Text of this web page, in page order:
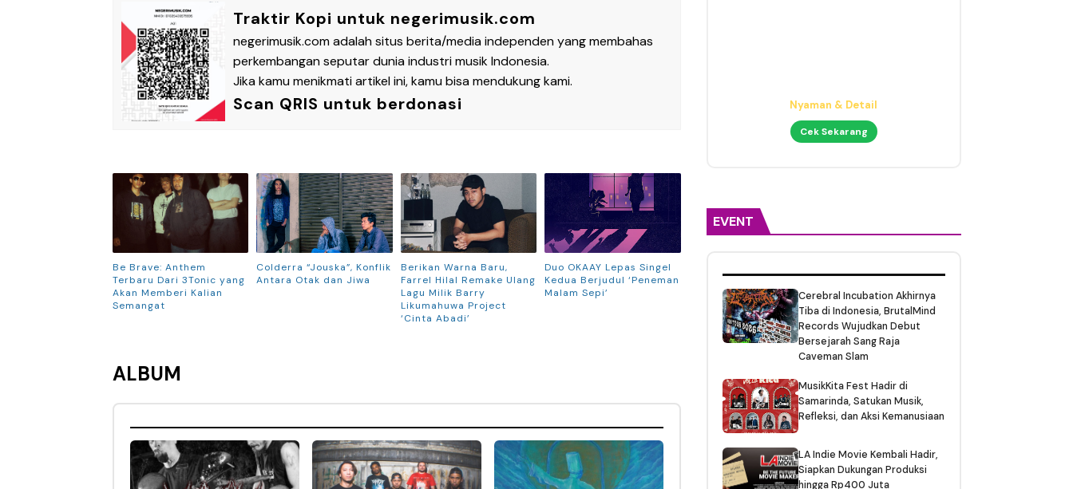
Traktir Kopi untuk negerimusik.com
negerimusik.com adalah situs berita/media independen yang membahas
perkembangan seputar dunia industri musik Indonesia.
Jika kamu menikmati artikel ini, kamu bisa mendukung kami.
Scan QRIS untuk berdonasi
Be Brave: Anthem
Terbaru Dari 3Tonic yang
Akan Memberi Kalian
Semangat
Colderra “Jouska”, Konflik
Antara Otak dan Jiwa
Berikan Warna Baru,
Farrel Hilal Remake Ulang
Lagu Milik Barry
Likumahuwa Project
‘Cinta Abadi’
Duo OKAAY Lepas Singel
Kedua Berjudul ‘Peneman
Malam Sepi’
ALBUM
Nyaman & Detail
Cek Sekarang
EVENT
Cerebral Incubation Akhirnya
Tiba di Indonesia, BrutalMind
Records Wujudkan Debut
Bersejarah Sang Raja
Caveman Slam
MusikKita Fest Hadir di
Samarinda, Satukan Musik,
Refleksi, dan Aksi Kemanusiaan
LA Indie Movie Kembali Hadir,
Siapkan Dukungan Produksi
hingga Rp400 Juta